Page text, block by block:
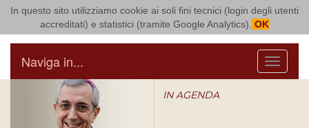
In questo sito utilizziamo cookie ai soli fini tecnici (login degli utenti
accreditati) e statistici (tramite Google Analytics). OK
Arcidiocesi di Bari Bitonto
Menu
Naviga in...
IN AGENDA